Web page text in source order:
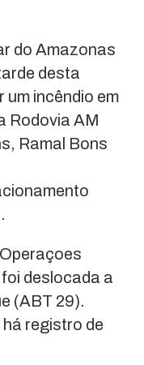
do Amazonas
desta
incêndio em
Rodovia AM
Ramal Bons
deslocada a
(ABT 29).
registro de